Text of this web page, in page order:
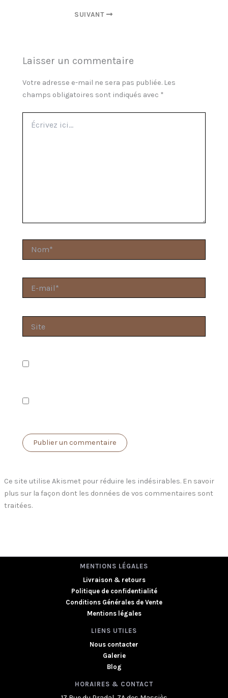
SUIVANT
Laisser un commentaire
Votre adresse e-mail ne sera pas publiée. Les
champs obligatoires sont indiqués avec *
ici…
mail*
Ce site utilise Akismet pour réduire les indésirables. En savoir
plus sur la façon dont les données de vos commentaires sont
traitées.
MENTIONS LÉGALES
Livraison & retours
Politique de confidentialité
Conditions Générales de Vente
Mentions légales
LIENS UTILES
Nous contacter
Galerie
Blog
HORAIRES & CONTACT